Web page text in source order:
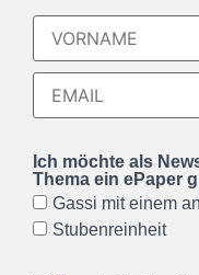
Ich möchte als
Thema ein ePaper
Gassi mit einem
Stubenreinheit